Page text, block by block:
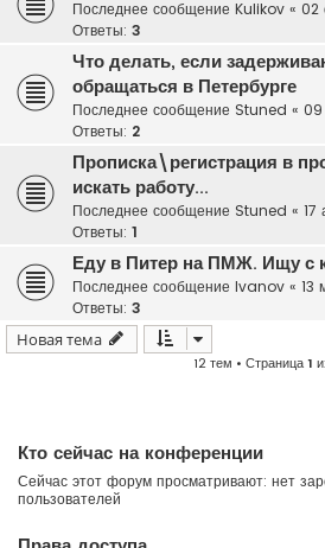
Последнее сообщение Kulikov « 02
Ответы: 3
Что делать, если
обращаться в Петербурге
Последнее сообщение Stuned « 09
Ответы: 2
Прописка\регистрация в
искать работу...
Последнее сообщение Stuned « 17
Ответы: 1
Еду в Питер на ПМЖ. Ищу с
Последнее сообщение Ivanov « 13
Ответы: 3
Новая тема
12 тем • Страница1
Кто сейчас на конференции
Сейчас этот форум просматривают: нет
пользователей